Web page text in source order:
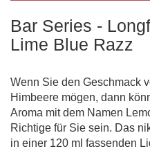
Bar Series -
Lime Blue Razz
Wenn Sie den Geschmack
Himbeere mögen, dann
Aroma mit dem Namen
Richtige für Sie sein. Das
in einer 120 ml fassenden